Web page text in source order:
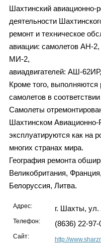
Шахтинский авиационно-
деятельности
ремонт и техническое
авиации: самолетов АН-
МИ-2,
авиадвигателей: АШ-
Кроме того,
самолетов в
Самолеты
Шахтинском
эксплуатируются как на
многих странах мира.
География ремонта
Великобритания,
Белоруссия, Литва.
Адрес: г. Шахты,
Телефон: (8636) 22-
Сайт: http://